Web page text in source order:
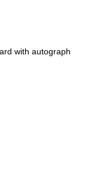
with autograph